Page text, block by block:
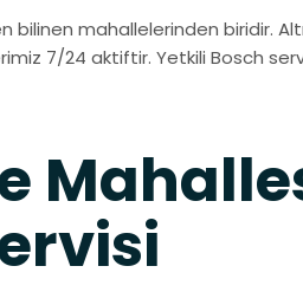
bilinen mahallelerinden biridir.
7/24 aktiftir. Yetkili Bosch